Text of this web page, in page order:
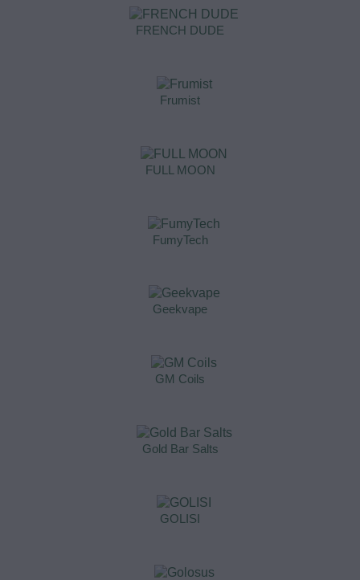
FRENCH DUDE
Frumist
FULL MOON
FumyTech
Geekvape
GM Coils
Gold Bar Salts
GOLISI